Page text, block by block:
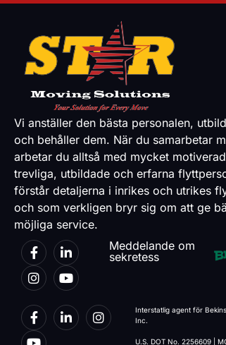
Vi anställer den bästa personalen,
och behåller dem. När du samarbetar
arbetar du alltså med mycket
trevliga, utbildade och erfarna
förstår detaljerna i inrikes och utrikes
och som verkligen bryr sig om att ge
möjliga service.
Meddelande om
sekretess
Interstatlig agent för
Inc.
U.S. DOT No. 2256609 |